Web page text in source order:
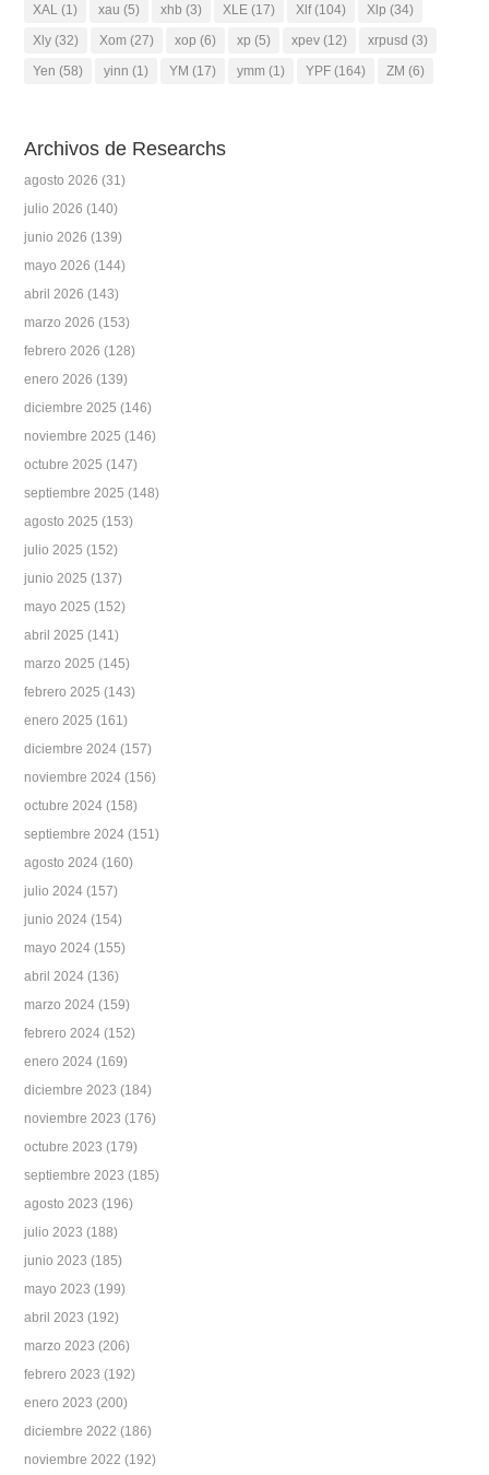
XAL (1) xau (5) xhb (3) XLE (17) Xlf(104) Xlp (34)
Xly (32) Xom (27) xop (6) xp (5) xpev (12) xrpusd (3)
Yen (58) yinn (1) YM (17) ymm (1) YPF (164) ZM (6)
Archivos de Researchs
agosto 2026 (31)
julio 2026 (140)
junio 2026 (139)
mayo 2026 (144)
abril 2026 (143)
marzo 2026 (153)
febrero 2026 (128)
enero 2026 (139)
diciembre 2025 (146)
noviembre 2025 (146)
octubre 2025 (147)
septiembre 2025 (148)
agosto 2025 (153)
julio 2025 (152)
junio 2025 (137)
mayo 2025 (152)
abril 2025 (141)
marzo 2025 (145)
febrero 2025 (143)
enero 2025 (161)
diciembre 2024 (157)
noviembre 2024 (156)
octubre 2024 (158)
septiembre 2024 (151)
agosto 2024 (160)
julio 2024 (157)
junio 2024 (154)
mayo 2024 (155)
abril 2024 (136)
marzo 2024 (159)
febrero 2024 (152)
enero 2024 (169)
diciembre 2023 (184)
noviembre 2023 (176)
octubre 2023 (179)
septiembre 2023 (185)
agosto 2023 (196)
julio 2023 (188)
junio 2023 (185)
mayo 2023 (199)
abril 2023 (192)
marzo 2023 (206)
febrero 2023 (192)
enero 2023 (200)
diciembre 2022 (186)
noviembre 2022 (192)